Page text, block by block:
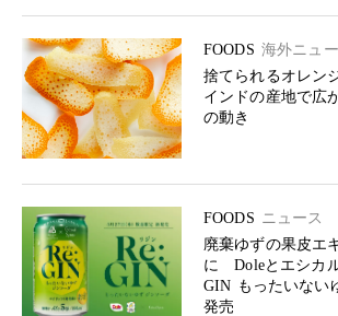
FOODS 海外ニュ
捨てられるオレン
インドの産地で広
の動き
FOODS ニュース
廃棄ゆずの果皮エ
に Doleとエシカル
GIN もったいない
発売